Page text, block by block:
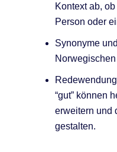
Kontext ab,
Person oder
Synonyme
Norwegischen
“gut” können
erweitern und
gestalten.